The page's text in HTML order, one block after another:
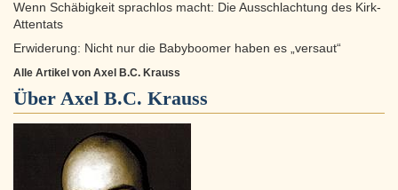
Wenn Schäbigkeit sprachlos macht: Die Ausschlachtung des Kirk-
Attentats
Erwiderung: Nicht nur die Babyboomer haben es „versaut“
Alle Artikel von Axel B.C. Krauss
Über Axel B.C. Krauss